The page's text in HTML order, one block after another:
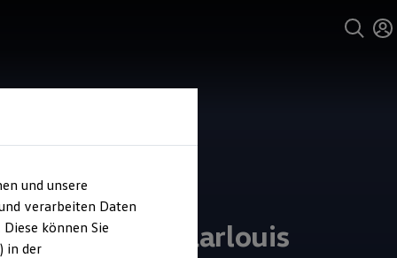
Wirtz Saarlouis
und unsere
verarbeiten Daten
können Sie
in der